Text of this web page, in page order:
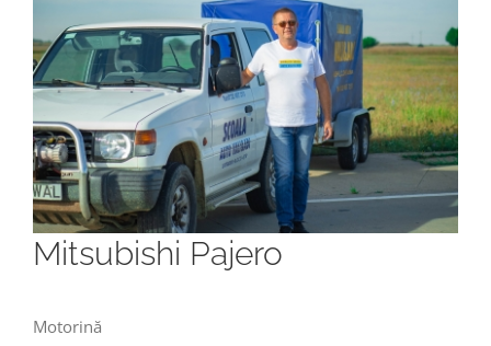
Mitsubishi Pajero
Motorină